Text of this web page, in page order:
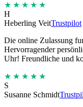
★★★★★
H
Heberling VeitTrustpilot
Die online Zulassung
Hervorragender
Uhr! Freundliche und
★★★★★
S
Susanne Schmidt